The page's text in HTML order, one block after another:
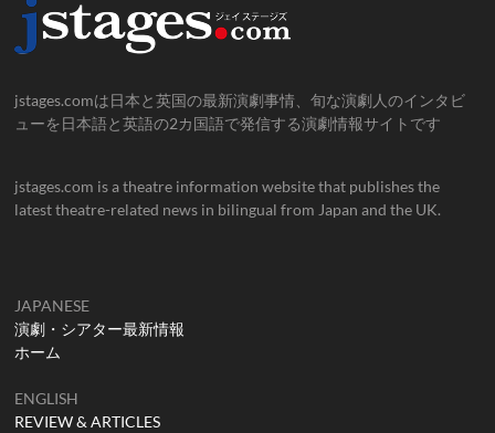
jstages.comは日本と英国の最新演劇事情、旬な演劇人のインタビ
ューを日本語と英語の2カ国語で発信する演劇情報サイトです
jstages.com is a theatre information website that publishes the
latest theatre-related news in bilingual from Japan and the UK.
JAPANESE
演劇・シアター最新情報
ホーム
ENGLISH
REVIEW & ARTICLES